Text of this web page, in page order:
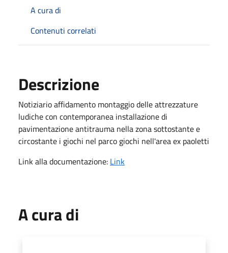
A cura di
Contenuti correlati
Descrizione
Notiziario affidamento montaggio delle attrezzature
ludiche con contemporanea installazione di
pavimentazione antitrauma nella zona sottostante e
circostante i giochi nel parco giochi nell'area ex paoletti
Link alla documentazione: Link
A cura di